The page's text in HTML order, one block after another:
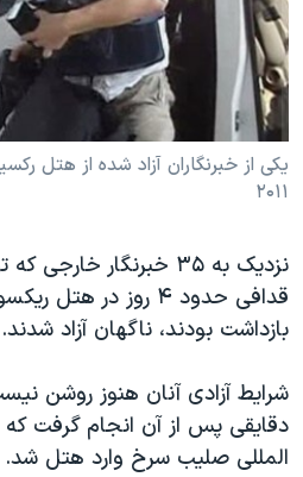
فرهنگ و زندگی
حقوق شهروندی
اقتصادی
علم و فناوری
اسرائیل در جنگ
آرشیو پخش زنده
مستندها
انتخابات ریاست جمهوری آمریکا ۲۰۲۴
حمله جمهوری اسلامی به اسرائیل
رمز مهسا
ورزش زنان در ایران
مجموعه مستندهای دادخواهی
تریبونال مردمی آبان ۹۸
چهل سال گروگان‌گیری
قانون شفافیت دارائی کادر رهبری ایران
دنبال کنید
زبانهای مختلف۲۰۱۱
نزدیک به ۳۵ خبرنگار
قدافی حدود ۴ روز در
بازداشت بودند، ناگهان آزاد شدند.
شرایط آزادی آنان هنوز روشن
دقایقی پس از آن انجام گرفت که
المللی صلیب سرخ وارد هتل شد.